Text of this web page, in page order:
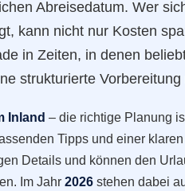
Abreisedatum. Wer
kann nicht nur Kosten
in Zeiten, in denen
strukturierte
Inland – die richtige Planung
Tipps und einer
Details und können den
Im Jahr 2026 stehen dabei